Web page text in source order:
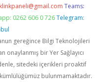
Teams:
0262 606 0 726 Telegram:
gereğince Bilgi Teknolojileri
onaylanmış bir Yer Sağlayıcı
sitedeki içerikleri proaktif
bulunmamaktadır.